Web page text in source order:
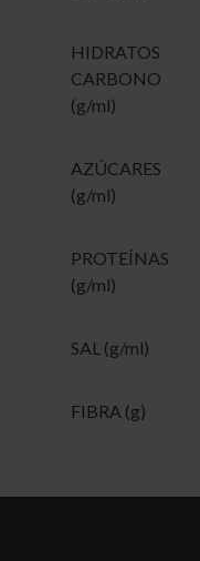
HIDRATOS
CARBONO
(g/ml)
AZÚCARES
(g/ml)
PROTEÍNAS
(g/ml)
SAL (g/ml)
FIBRA (g)